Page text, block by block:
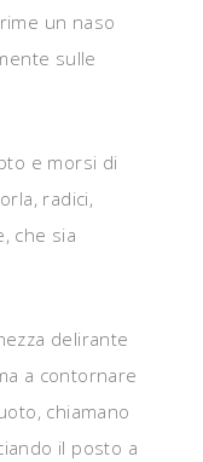
un naso
sulle
e morsi di
radici,
che sia
delirante
a contornare
chiamano
il posto a